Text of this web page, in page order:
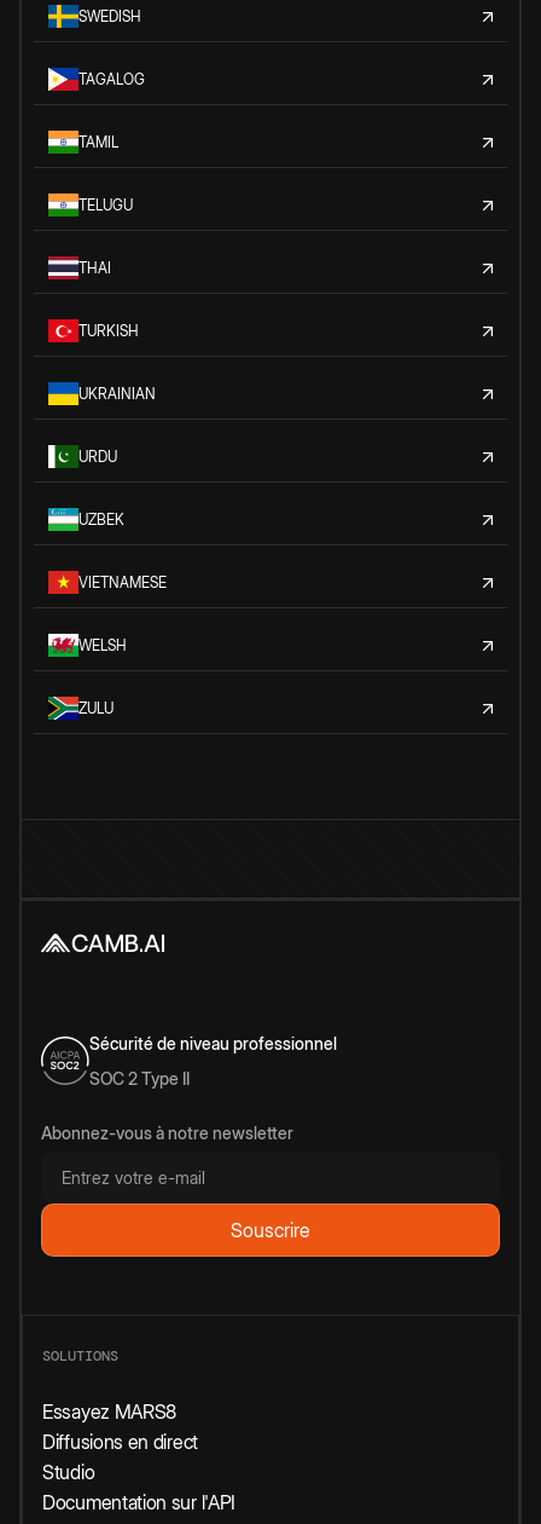
SWEDISH
TAGALOG
TAMIL
TELUGU
THAI
TURKISH
UKRAINIAN
URDU
UZBEK
VIETNAMESE
WELSH
ZULU
Sécurité de niveau professionnel
SOC 2 Type II
Abonnez-vous à notre newsletter
SOLUTIONS
Essayez MARS8
Diffusions en direct
Studio
Documentation sur l'API